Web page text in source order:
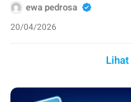
ewa pedrosa
20/04/2026